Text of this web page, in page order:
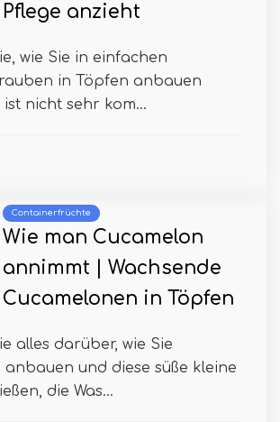
Pflege anzieht
wie Sie in einfachen
in Töpfen anbauen
ist nicht sehr kom...
Containerfrüchte
Wie man Cucamelon
annimmt | Wachsende
Cucamelonen in Töpfen
alles darüber, wie Sie
anbauen und diese süße kleine
die Was...